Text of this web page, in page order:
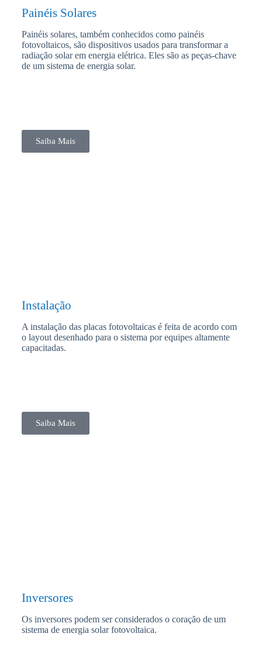
Painéis Solares
Painéis solares, também conhecidos como painéis
fotovoltaicos, são dispositivos usados para transformar a
radiação solar em energia elétrica. Eles são as peças-chave
de um sistema de energia solar.
Saiba Mais
Instalação
A instalação das placas fotovoltaicas é feita de acordo com
o layout desenhado para o sistema por equipes altamente
capacitadas.
Saiba Mais
Inversores
Os inversores podem ser considerados o coração de um
sistema de energia solar fotovoltaica.